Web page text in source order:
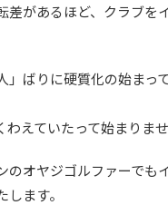
差があるほど、クラブを
」ばりに硬質化の始まっ
えていたって始まりませ
のオヤジゴルファーでも
ます。